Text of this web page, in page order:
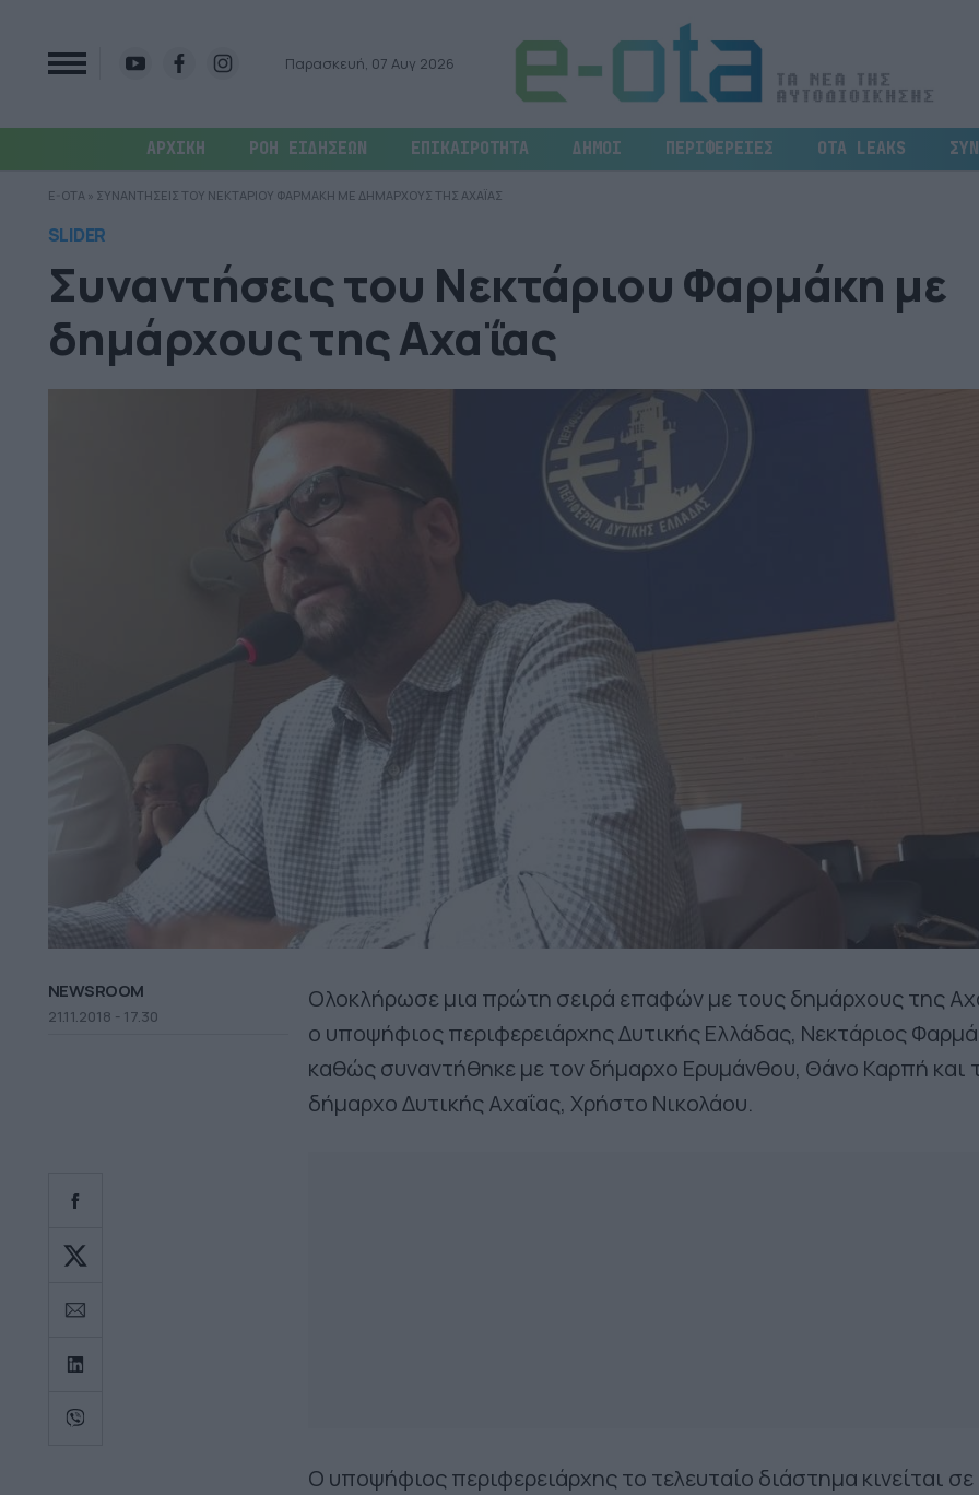
Παρασκευή, 07 Αυγ 2026
ΑΡΧΙΚΗ ΡΟΗ ΕΙΔΗΣΕΩΝ ΕΠΙΚΑΙΡΟΤΗΤΑ ΔΗΜΟΙ ΠΕΡΙΦΕΡΕΙΕΣ OTA LEAKS
E-OTA » ΣΥΝΑΝΤΗΣΕΙΣ ΤΟΥ ΝΕΚΤΑΡΙΟΥ ΦΑΡΜΑΚΗ ΜΕ ΔΗΜΑΡΧΟΥΣ ΤΗΣ ΑΧΑΪΑΣ
SLIDER
Συναντήσεις του Νεκτάριου Φαρμάκη με
δημάρχους της Αχαΐας
NEWSROOM
21.11.2018 - 17.30
Ολοκλήρωσε μια πρώτη σειρά επαφών με τους δημάρχους της
ο υποψήφιος περιφερειάρχης Δυτικής Ελλάδας, Νεκτάριος
καθώς συναντήθηκε με τον δήμαρχο Ερυμάνθου, Θάνο Καρπή και
δήμαρχο Δυτικής Αχαΐας, Χρήστο Νικολάου.
Ο υποψήφιος περιφερειάρχης το τελευταίο διάστημα κινείται σε